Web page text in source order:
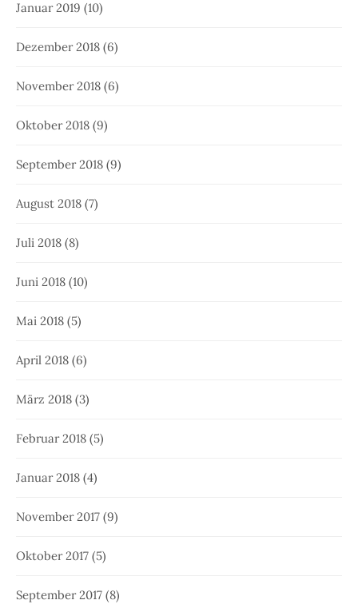
Januar 2019 (10)
Dezember 2018 (6)
November 2018 (6)
Oktober 2018 (9)
September 2018 (9)
August 2018 (7)
Juli 2018 (8)
Juni 2018 (10)
Mai 2018 (5)
April 2018 (6)
März 2018 (3)
Februar 2018 (5)
Januar 2018 (4)
November 2017 (9)
Oktober 2017 (5)
September 2017 (8)